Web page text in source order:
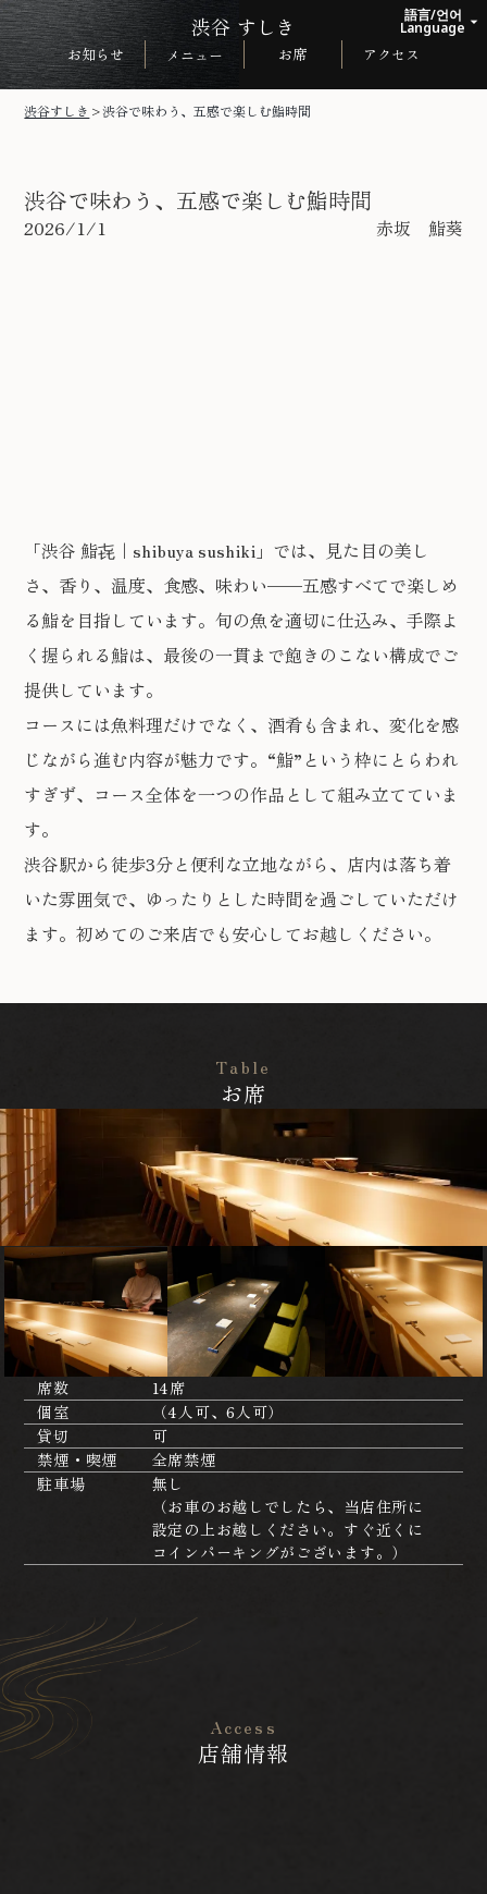
渋谷すしき >渋谷で味わう、五感で楽しむ鮨時間
渋谷で味わう、五感で楽しむ鮨時間
2026/1/1 赤坂 鮨葵
「渋谷 鮨㐂｜shibuya sushiki」では、見た目の美し
さ、香り、温度、食感、味わい——五感すべてで楽しめ
る鮨を目指しています。旬の魚を適切に仕込み、手際よ
く握られる鮨は、最後の一貫まで飽きのこない構成でご
提供しています。
コースには魚料理だけでなく、酒肴も含まれ、変化を感
じながら進む内容が魅力です。“鮨”という枠にとらわれ
すぎず、コース全体を一つの作品として組み立てていま
す。
渋谷駅から徒歩3分と便利な立地ながら、店内は落ち着
いた雰囲気で、ゆったりとした時間を過ごしていただけ
ます。初めてのご来店でも安心してお越しください。
Table
お席
席数
14席
個室
（4人可、6人可）
貸切
可
禁煙・喫煙
全席禁煙
駐車場
無し
（お車のお越しでしたら、当店住所に
設定の上お越しください。すぐ近くに
コインパーキングがございます。）
Access
店舗情報
語言/언어
Language arrow_drop_up
渋谷 すしき
お知らせ メニュー お席 アクセス